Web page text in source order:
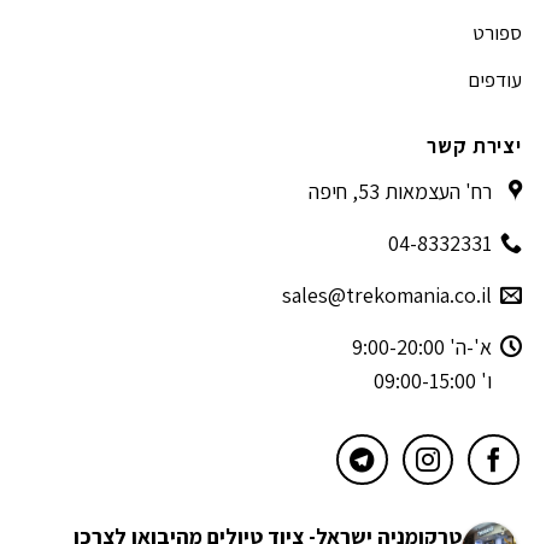
ספורט
עודפים
יצירת קשר
רח' העצמאות 53, חיפה
04-8332331
sales@trekomania.co.il
א'-ה' 9:00-20:00
ו' 09:00-15:00
טרקומניה ישראל- ציוד טיולים מהיבואן לצרכן